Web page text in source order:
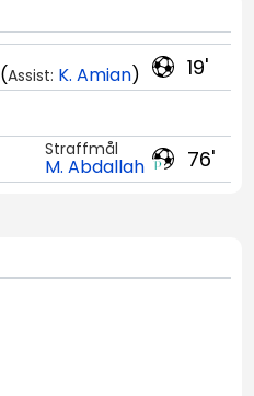
19'
(Assist: K. Amian)
76'
Straffmål
M. Abdallah